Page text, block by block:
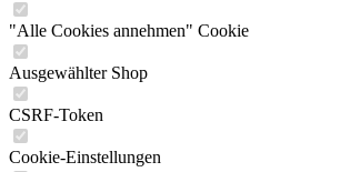
"Alle Cookies annehmen" Cookie
Ausgewählter Shop
CSRF-Token
Cookie-Einstellungen